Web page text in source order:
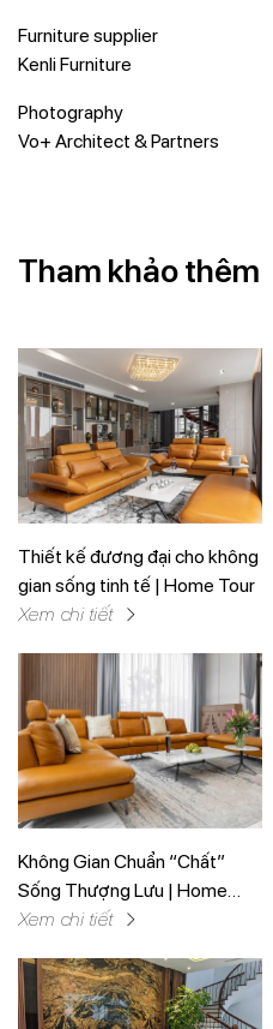
Furniture supplier
Kenli Furniture
Photography
Vo+ Architect & Partners
Tham khảo thêm
Thiết kế đương đại cho không
gian sống tinh tế | Home Tour
Xem chi tiết
Không Gian Chuẩn “Chất”
Sống Thượng Lưu | Home
Tour Sóc Trăng
Xem chi tiết